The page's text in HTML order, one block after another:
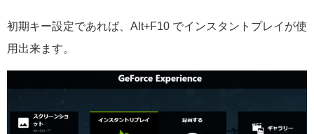
初期キー設定であれば、Alt+F10 でインスタントプレイが使
用出来ます。